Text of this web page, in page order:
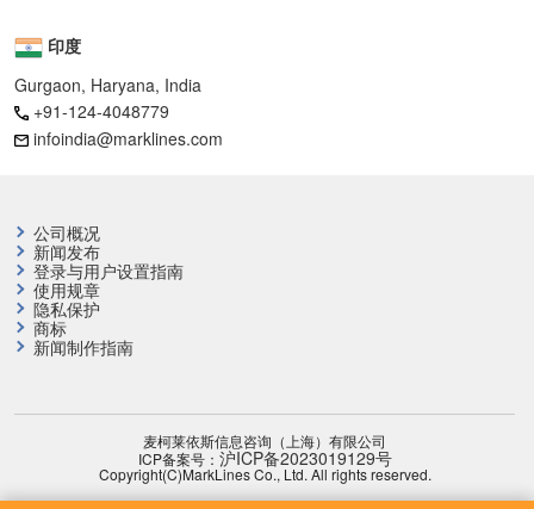
印度
Gurgaon, Haryana, India
+91-124-4048779
infoindia@marklines.com
公司概况
新闻发布
登录与用户设置指南
使用规章
隐私保护
商标
新闻制作指南
麦柯莱依斯信息咨询（上海）有限公司
ICP备案号： 沪ICP备2023019129号
Copyright(C)MarkLines Co., Ltd. All rights reserved.